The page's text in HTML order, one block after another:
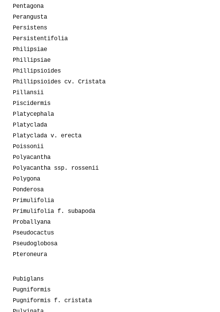
Pentagona
Perangusta
Persistens
Persistentifolia
Philipsiae
Phillipsiae
Phillipsioides
Phillipsioides cv. Cristata
Pillansii
Piscidermis
Platycephala
Platyclada
Platyclada v. erecta
Poissonii
Polyacantha
Polyacantha ssp. rossenii
Polygona
Ponderosa
Primulifolia
Primulifolia f. subapoda
Proballyana
Pseudocactus
Pseudoglobosa
Pteroneura
Pubiglans
Pugniformis
Pugniformis f. cristata